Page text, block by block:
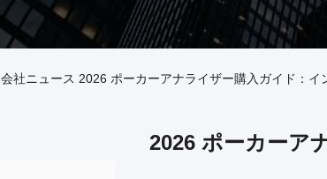
会社ニュース 2026 ポーカーアナライザー購入ガイド：
2026 ポーカーア